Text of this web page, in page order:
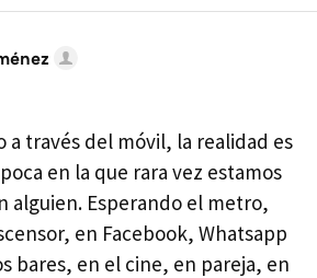
a través del móvil, la realidad es
en la que rara vez estamos
alguien. Esperando el metro,
en Facebook, Whatsapp
bares, en el cine, en pareja, en